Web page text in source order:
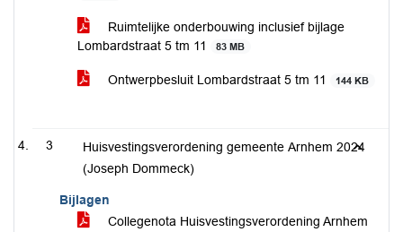
Ruimtelijke onderbouwing inclusief bijlage
Lombardstraat 5 tm 11
83 MB
Ontwerpbesluit Lombardstraat 5 tm 11 144 KB
3
Huisvestingsverordening gemeente Arnhem 2024
(Joseph Dommeck)
Bijlagen
Collegenota Huisvestingsverordening Arnhem